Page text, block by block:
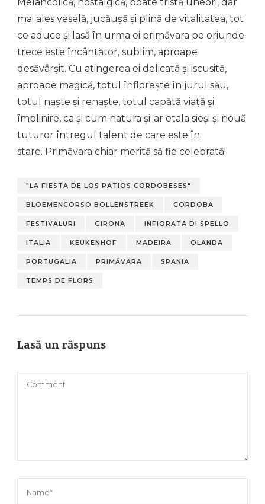
mai ales veselă, jucăușă și plină de vitalitatea, tot
ce aduce și lasă în urma ei primăvara pe oriunde
trece este încântător, sublim, aproape
desăvârșit. Cu atingerea ei delicată și iscusită,
aproape magică, totul înflorește în jurul său,
totul naște și renaște, totul capătă viață și
împlinire, ca și cum natura și-ar etala sieși și nouă
tuturor întregul talent de care este în
stare. Primăvara chiar merită să fie celebrată!
"LA FIESTA DE LOS PATIOS CORDOBESES"
BLOEMENCORSO BOLLENSTREEK CORDOBA
FESTIVALURI GIRONA INFIORATA DI SPELLO
ITALIA KEUKENHOF MADEIRA OLANDA
PORTUGALIA PRIMĂVARA SPANIA
TEMPS DE FLORS
Lasă un răspuns